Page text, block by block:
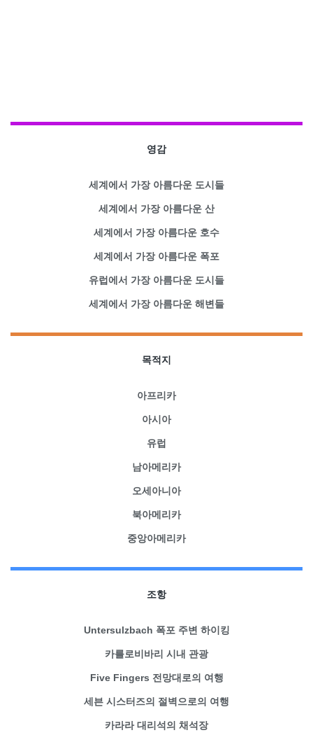
영감
세계에서 가장 아름다운 도시들
세계에서 가장 아름다운 산
세계에서 가장 아름다운 호수
세계에서 가장 아름다운 폭포
유럽에서 가장 아름다운 도시들
세계에서 가장 아름다운 해변들
목적지
아프리카
아시아
유럽
남아메리카
오세아니아
북아메리카
중앙아메리카
조항
Untersulzbach 폭포 주변 하이킹
카를로비바리 시내 관광
Five Fingers 전망대로의 여행
세븐 시스터즈의 절벽으로의 여행
카라라 대리석의 채석장